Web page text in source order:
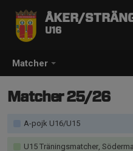
Matcher
ÅKER/
U16
Matcher 25/26
A-pojk U16/U15
U15 Träningsmatcher,